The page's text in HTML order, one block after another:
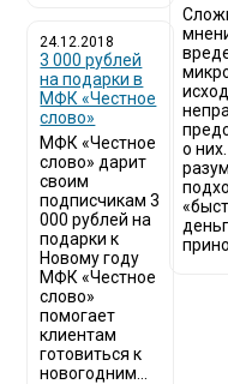
24.12.2018
3 000 рублей
на подарки в
МФК «Честное
слово»
МФК «Честное
слово» дарит
своим
подписчикам 3
000 рублей на
подарки к
Новому году
МФК «Честное
слово»
помогает
клиентам
готовиться к
новогодним...
о